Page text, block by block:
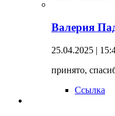
Валерия
25.04.2025 |
принято,
Ссылка